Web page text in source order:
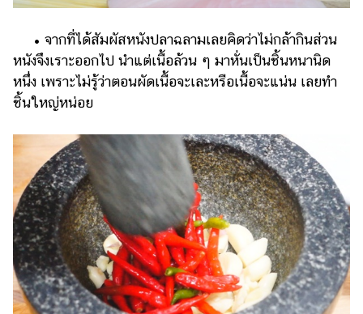
• จากที่ได้สัมผัสหนังปลาฉลามเลยคิดว่าไม่กล้ากินส่วน
หนังจึงเราะออกไป นำแต่เนื้อล้วน ๆ มาหั่นเป็นชิ้นหนานิด
หนึ่ง เพราะไม่รู้ว่าตอนผัดเนื้อจะเละหรือเนื้อจะแน่น เลยทำ
ชิ้นใหญ่หน่อย